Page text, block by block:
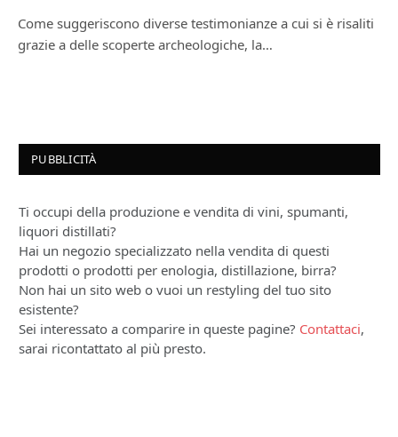
Come suggeriscono diverse testimonianze a cui si è risaliti
grazie a delle scoperte archeologiche, la…
PUBBLICITÀ
Ti occupi della produzione e vendita di vini, spumanti,
liquori distillati?
Hai un negozio specializzato nella vendita di questi
prodotti o prodotti per enologia, distillazione, birra?
Non hai un sito web o vuoi un restyling del tuo sito
esistente?
Sei interessato a comparire in queste pagine? Contattaci,
sarai ricontattato al più presto.